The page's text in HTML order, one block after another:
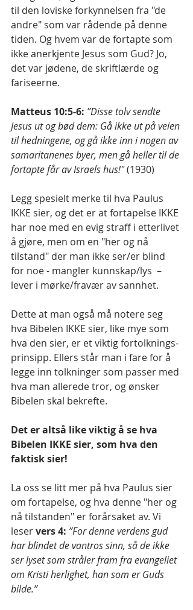
til den loviske forkynnelsen fra "de
andre" som var rådende på denne
tiden. Og hvem var de fortapte som
ikke anerkjente Jesus som Gud? Jo,
det var jødene, de skriftlærde og
fariseerne.
Matteus 10:5-6: ”Disse tolv sendte
Jesus ut og bød dem: Gå ikke ut på veien
til hedningene, og gå ikke inn i nogen av
samaritanenes byer, men gå heller til de
fortapte får av Israels hus!" (1930)
Legg spesielt merke til hva Paulus
IKKE sier, og det er at fortapelse IKKE
har noe med en evig straff i etterlivet
å gjøre, men om en "her og nå
tilstand" der man ikke ser/er blind
for noe - mangler kunnskap/lys  –
lever i mørke/fravær av sannhet.
Dette at man også må notere seg
hva Bibelen IKKE sier, like mye som
hva den sier, er et viktig fortolknings-
prinsipp. Ellers står man i fare for å
legge inn tolkninger som passer med
hva man allerede tror, og ønsker
Bibelen skal bekrefte.
Det er altså like viktig å se hva
Bibelen IKKE sier, som hva den
faktisk sier!
La oss se litt mer på hva Paulus sier
om fortapelse, og hva denne "her og
nå tilstanden" er forårsaket av. Vi
leser vers 4: ”For denne verdens gud
har blindet de vantros sinn, så de ikke
ser lyset som stråler fram fra evangeliet
om Kristi herlighet, han som er Guds
bilde.”